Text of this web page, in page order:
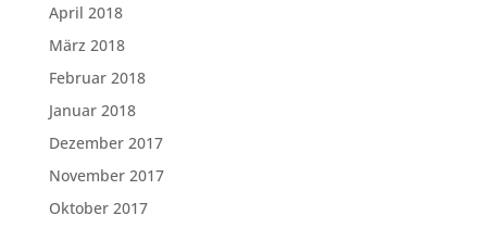
April 2018
März 2018
Februar 2018
Januar 2018
Dezember 2017
November 2017
Oktober 2017